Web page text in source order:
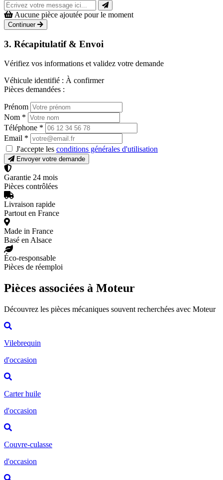
Aucune pièce ajoutée pour le moment
Continuer
3. Récapitulatif & Envoi
Vérifiez vos informations et validez votre demande
Véhicule identifié : À confirmer
Pièces demandées :
Prénom
Nom *
Téléphone *
Email *
J'accepte les conditions générales d'utilisation
Envoyer votre demande
Garantie 24 mois
Pièces contrôlées
Livraison rapide
Partout en France
Made in France
Basé en Alsace
Éco-responsable
Pièces de réemploi
Pièces associées à Moteur
Découvrez les pièces mécaniques souvent recherchées avec Moteur
Vilebrequin
d'occasion
Carter huile
d'occasion
Couvre-culasse
d'occasion